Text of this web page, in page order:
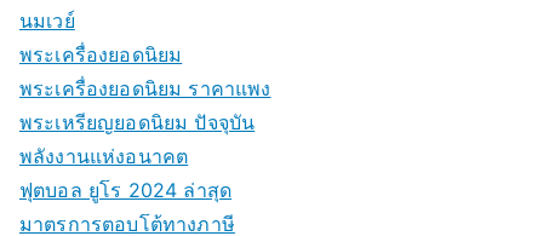
นมเวย์
พระเครื่องยอดนิยม
พระเครื่องยอดนิยม ราคาแพง
พระเหรียญยอดนิยม ปัจจุบัน
พลังงานแห่งอนาคต
ฟุตบอล ยูโร 2024 ล่าสุด
มาตรการตอบโต้ทางภาษี